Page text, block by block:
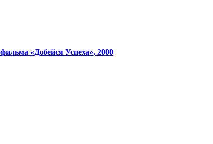
«Добейся Успеха», 2000